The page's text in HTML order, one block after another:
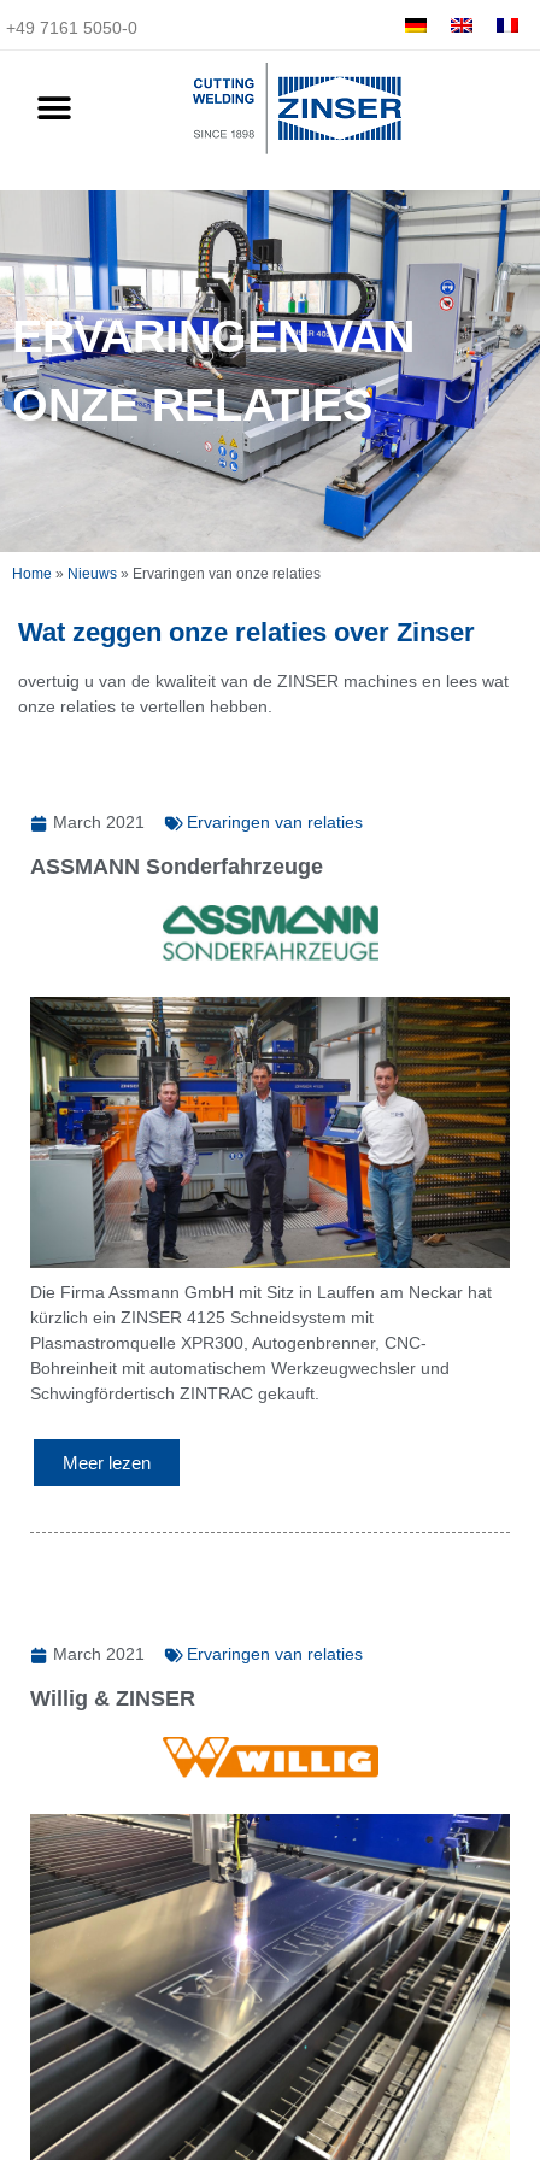
+49 7161 5050-0
ERVARINGEN VAN
ONZE RELATIES
Home » Nieuws » Ervaringen van onze relaties
Wat zeggen onze relaties over Zinser
overtuig u van de kwaliteit van de ZINSER machines en lees wat
onze relaties te vertellen hebben.
March 2021 Ervaringen van relaties
ASSMANN Sonderfahrzeuge
Die Firma Assmann GmbH mit Sitz in Lauffen am Neckar hat
kürzlich ein ZINSER 4125 Schneidsystem mit
Plasmastromquelle XPR300, Autogenbrenner, CNC-
Bohreinheit mit automatischem Werkzeugwechsler und
Schwingfördertisch ZINTRAC gekauft.
Meer lezen
March 2021 Ervaringen van relaties
Willig & ZINSER